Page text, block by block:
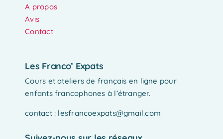
A propos
Avis
Contact
Les Franco’ Expats
Cours et ateliers de français en ligne pour
enfants francophones à l’étranger.
contact : lesfrancoexpats@gmail.com